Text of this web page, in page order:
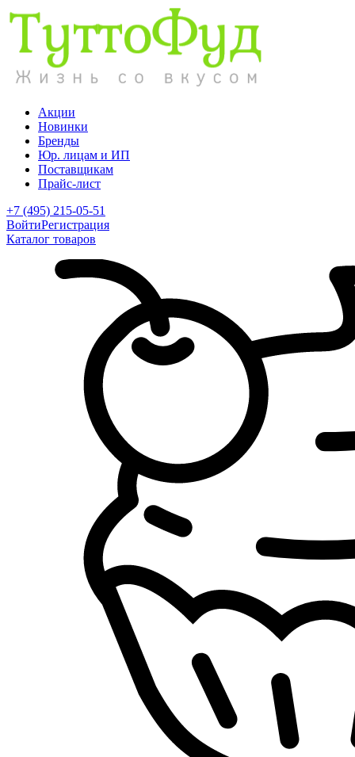
Акции
Новинки
Бренды
Юр. лицам и ИП
Поставщикам
Прайс-лист
+7 (495) 215-05-51
ВойтиРегистрация
Каталог товаров